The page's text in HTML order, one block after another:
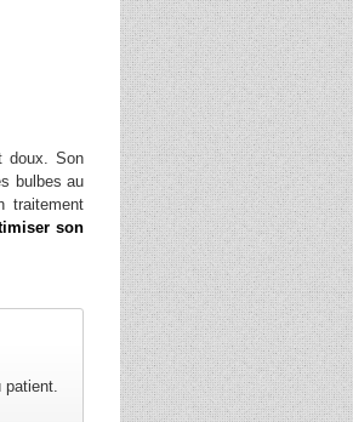
doux. Son
bulbes au
traitement
son
patient.